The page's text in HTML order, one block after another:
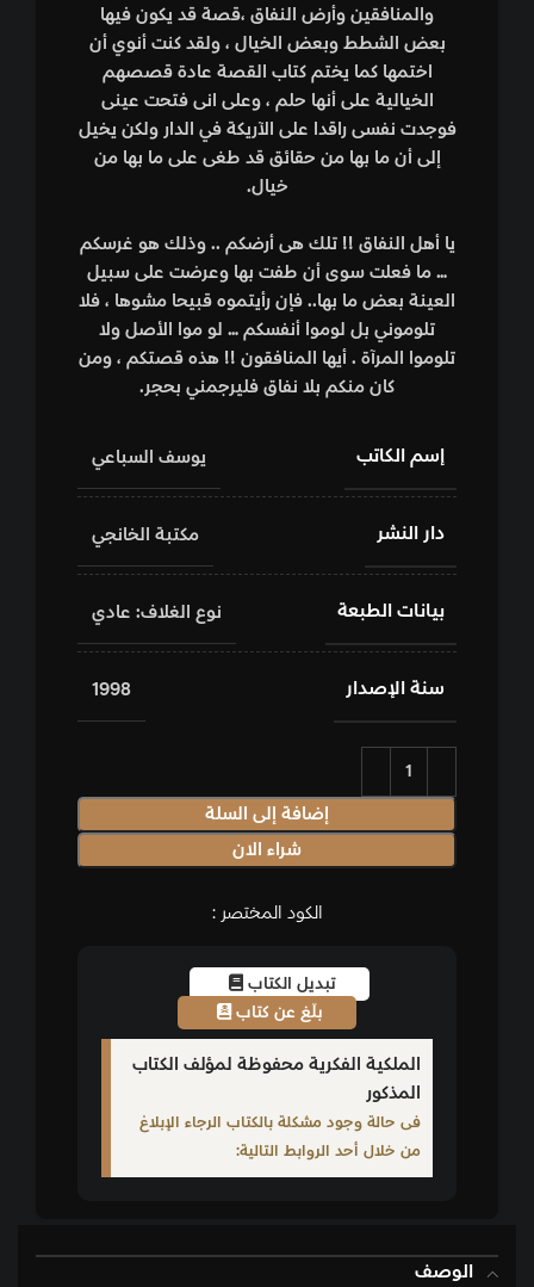
والمنافقين وأرض النفاق ،قصة قد يكون فيها
بعض الشطط وبعض الخيال ، ولقد كنت أنوي أن
اختمها كما يختم كتاب القصة عادة قصصهم
الخيالية على أنها حلم ، وعلى انى فتحت عينى
فوجدت نفسى راقدا على الآريكة في الدار ولكن يخيل
إلى أن ما بها من حقائق قد طغى على ما بها من
خيال.
يا أهل النفاق !! تلك هى أرضكم .. وذلك هو غرسكم
… ما فعلت سوى أن طفت بها وعرضت على سبيل
العينة بعض ما بها.. فإن رأيتموه قبيحا مشوها ، فلا
تلوموني بل لوموا أنفسكم … لو موا الأصل ولا
تلوموا المرآة . أيها المنافقون !! هذه قصتكم ، ومن
كان منكم بلا نفاق فليرجمني بحجر.
إسم الكاتب يوسف السباعي
دار النشر مكتبة الخانجي
بيانات الطبعة نوع الغلاف: عادي
سنة الإصدار 1998
إضافة إلى السلة
شراء الان
الكود المختصر :
تبديل الكتاب
بلّغ عن كتاب
الملكية الفكرية محفوظة لمؤلف الكتاب
المذكور
فى حالة وجود مشكلة بالكتاب الرجاء الإبلاغ
من خلال أحد الروابط التالية:
الوصف